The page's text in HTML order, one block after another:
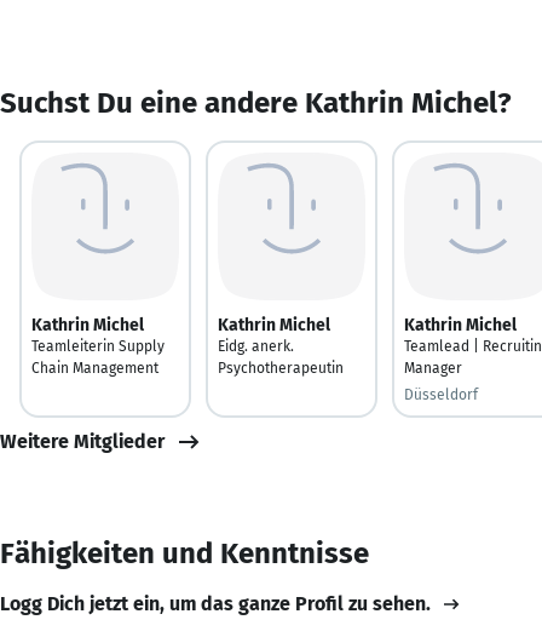
Suchst Du eine andere Kathrin Michel?
Kathrin Michel
Teamleiterin Supply
Chain Management
Kathrin Michel
Eidg. anerk.
Psychotherapeutin
Kathrin Michel
Teamlead |
Manager
Düsseldorf
Weitere Mitglieder
Fähigkeiten und Kenntnisse
Logg Dich jetzt ein, um das ganze Profil zu sehen.